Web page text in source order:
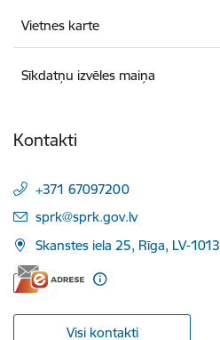
Vietnes karte
Sīkdatņu izvēles maiņa
Kontakti
+371 67097200
E-pasts:
sprk@sprk.gov.lv
Skanstes iela 25, Rīga, LV-1013
Visi kontakti